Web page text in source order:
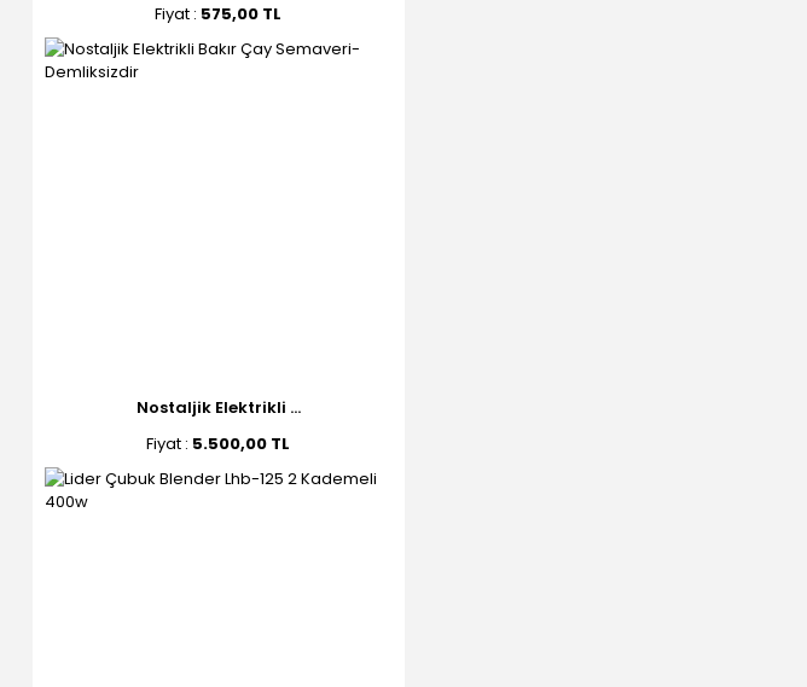
Fiyat : 575,00 TL
Nostaljik Elektrikli ...
Fiyat : 5.500,00 TL